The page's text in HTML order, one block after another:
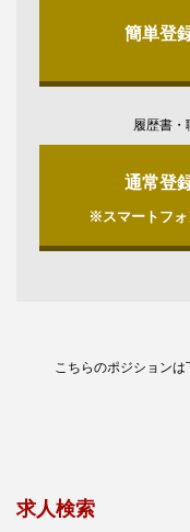
簡単登
履歴書・
通常登
※スマートフォ
こちらのポジションは
求人検索